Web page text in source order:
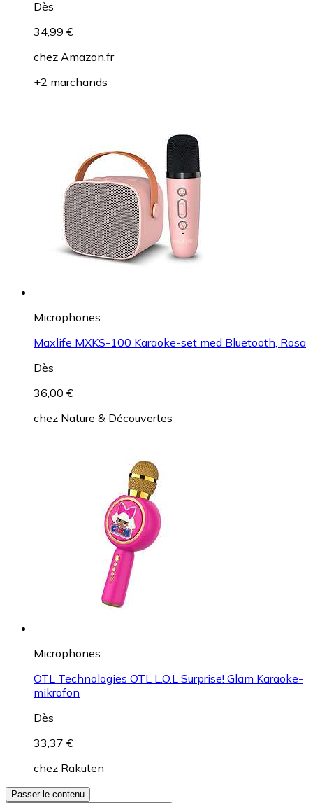
Dès
34,99 €
chez Amazon.fr
+2 marchands
Microphones
Maxlife MXKS-100 Karaoke-set med Bluetooth, Rosa
Dès
36,00 €
chez Nature & Découvertes
Microphones
OTL Technologies OTL L.O.L Surprise! Glam Karaoke-
mikrofon
Dès
33,37 €
chez Rakuten
Passer le contenu